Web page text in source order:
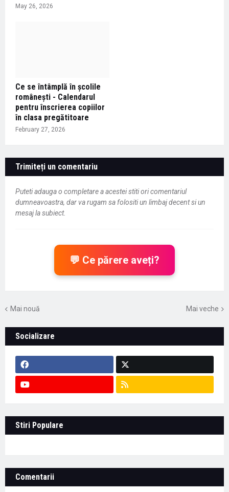
May 26, 2026
Ce se întâmplă în școlile
românești - Calendarul
pentru înscrierea copiilor
în clasa pregătitoare
February 27, 2026
Trimiteți un comentariu
Puteti adauga o completare a acestei stiti ori comentariul
dumneavoastra, dar va rugam sa folositi un limbaj decent si un
mesaj la subiect.
💬 Ce părere aveți?
Mai nouă Mai veche
Socializare
Stiri Populare
Comentarii